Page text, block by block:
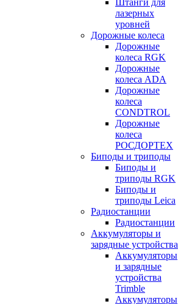
Штанги для
лазерных
уровней
Дорожные колеса
Дорожные
колеса RGK
Дорожные
колеса ADA
Дорожные
колеса
CONDTROL
Дорожные
колеса
РОСДОРТЕХ
Биподы и триподы
Биподы и
триподы RGK
Биподы и
триподы Leica
Радиостанции
Радиостанции
Аккумуляторы и
зарядные устройства
Аккумуляторы
и зарядные
устройства
Trimble
Аккумуляторы